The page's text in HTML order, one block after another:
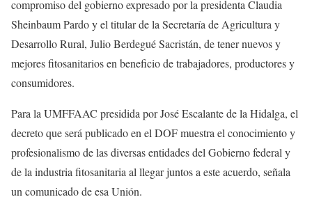
compromiso del gobierno expresado por la presidenta Claudia
Sheinbaum Pardo y el titular de la Secretaría de Agricultura y
Desarrollo Rural, Julio Berdegué Sacristán, de tener nuevos y
mejores fitosanitarios en beneficio de trabajadores, productores y
consumidores.
Para la UMFFAAC presidida por José Escalante de la Hidalga, el
decreto que será publicado en el DOF muestra el conocimiento y
profesionalismo de las diversas entidades del Gobierno federal y
de la industria fitosanitaria al llegar juntos a este acuerdo, señala
un comunicado de esa Unión.